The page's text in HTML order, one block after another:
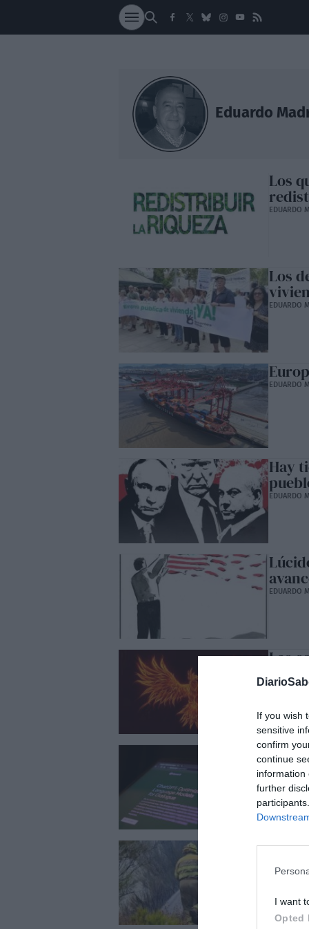
If you wish
sensitive
confirm
continue
information
further
I want
Opted
SOCIEDAD
Eduardo
Los
EDUARDO
Los
EDUARDO
EDUARDO
Hay
EDUARDO
EDUARDO
Las
los
EDUARDO
La
Los